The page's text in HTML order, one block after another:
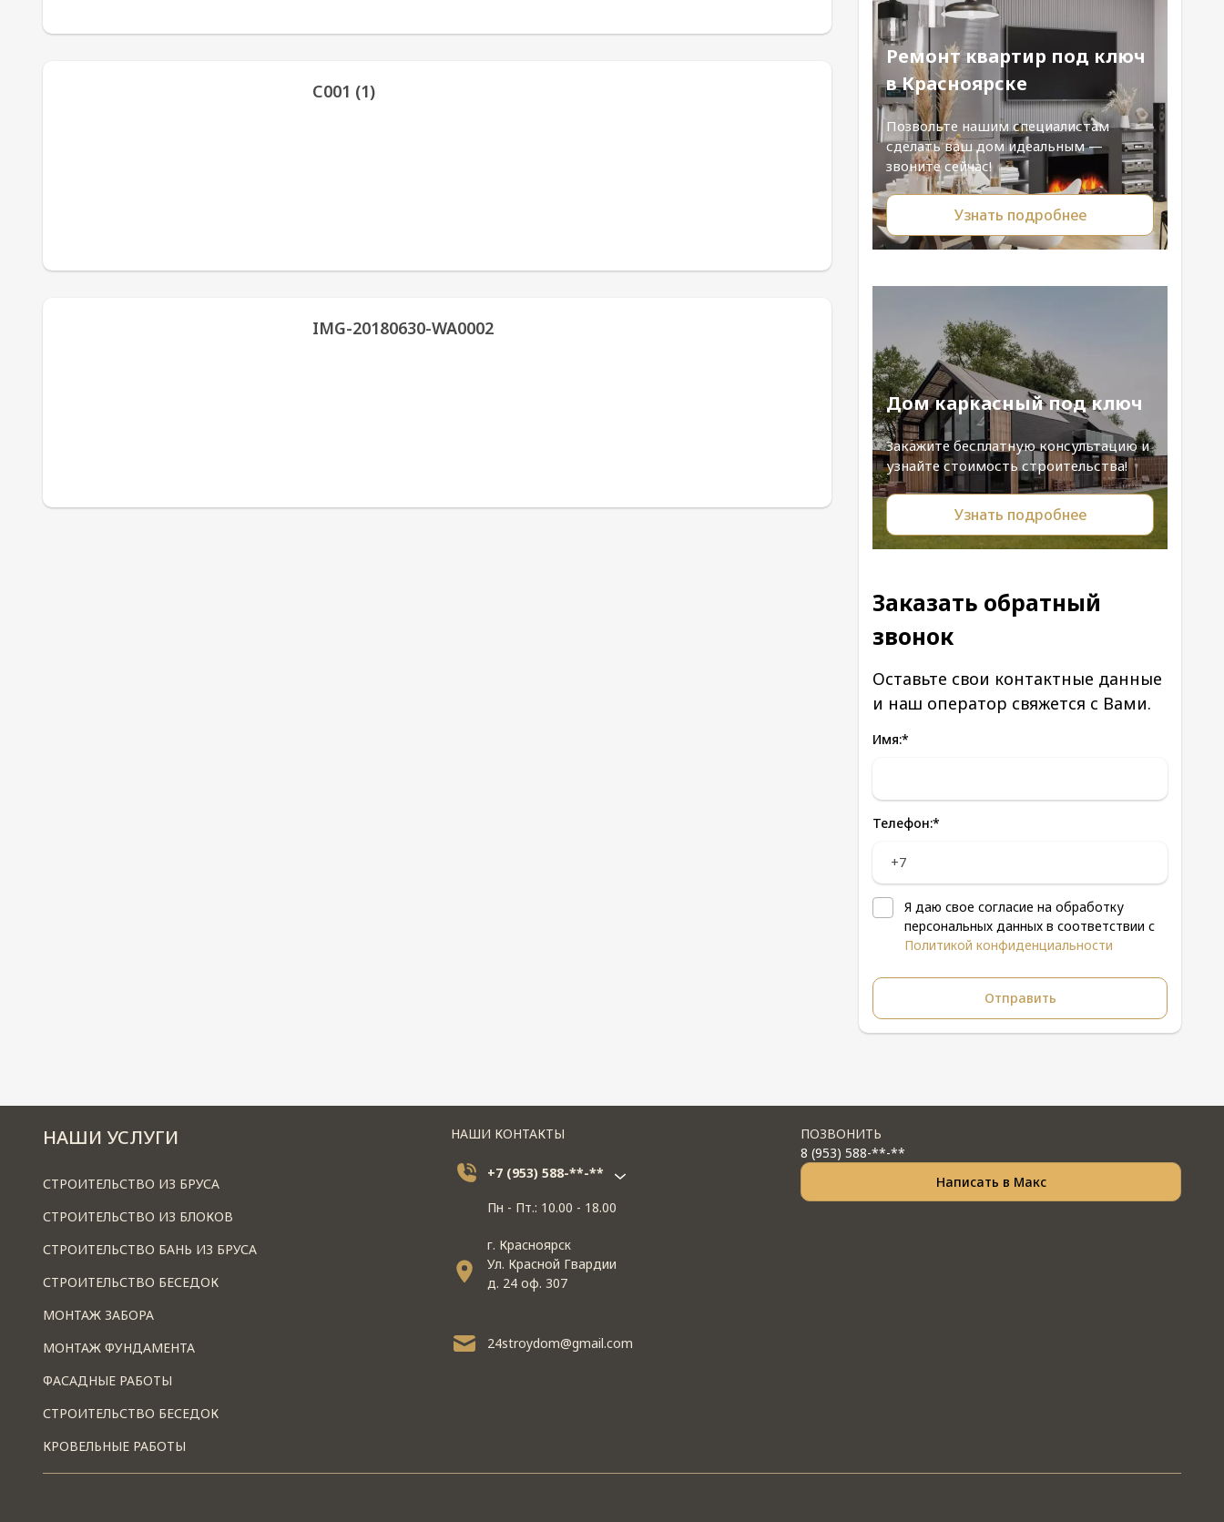
С001 (1)
IMG-20180630-WA0002
Ремонт квартир под ключ
в Красноярске
Позвольте нашим специалистам
сделать ваш дом идеальным —
звоните сейчас!
Узнать подробнее
Дом каркасный под ключ
Закажите бесплатную консультацию и
узнайте стоимость строительства!
Узнать подробнее
Заказать обратный
звонок
Оставьте свои контактные данные
и наш оператор свяжется с Вами.
Имя:*
Телефон:*
Я даю свое согласие на обработку
персональных данных в соответствии с
Политикой конфиденциальности
НАШИ УСЛУГИ
СТРОИТЕЛЬСТВО ИЗ БРУСА
СТРОИТЕЛЬСТВО ИЗ БЛОКОВ
СТРОИТЕЛЬСТВО БАНЬ ИЗ БРУСА
СТРОИТЕЛЬСТВО БЕСЕДОК
МОНТАЖ ЗАБОРА
МОНТАЖ ФУНДАМЕНТА
ФАСАДНЫЕ РАБОТЫ
СТРОИТЕЛЬСТВО БЕСЕДОК
КРОВЕЛЬНЫЕ РАБОТЫ
НАШИ КОНТАКТЫ
+7 (953) 588-**-**
Пн - Пт.: 10.00 - 18.00
г. Красноярск
Ул. Красной Гвардии
д. 24 оф. 307
24stroydom@gmail.com
ПОЗВОНИТЬ
8 (953) 588-**-**
Написать в Макс